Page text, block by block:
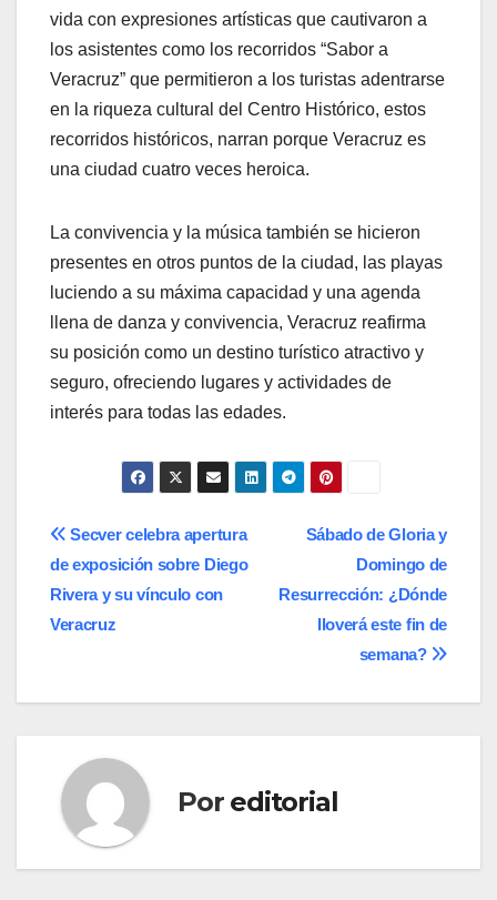
vida con expresiones artísticas que cautivaron a
los asistentes como los recorridos “Sabor a
Veracruz” que permitieron a los turistas adentrarse
en la riqueza cultural del Centro Histórico, estos
recorridos históricos, narran porque Veracruz es
una ciudad cuatro veces heroica.
La convivencia y la música también se hicieron
presentes en otros puntos de la ciudad, las playas
luciendo a su máxima capacidad y una agenda
llena de danza y convivencia, Veracruz reafirma
su posición como un destino turístico atractivo y
seguro, ofreciendo lugares y actividades de
interés para todas las edades.
Navegación
de
entradas
Sábado de Gloria y
Domingo de
Resurrección: ¿Dónde
lloverá este fin de
semana?
Secver celebra apertura
de exposición sobre Diego
Rivera y su vínculo con
Veracruz
Por editorial